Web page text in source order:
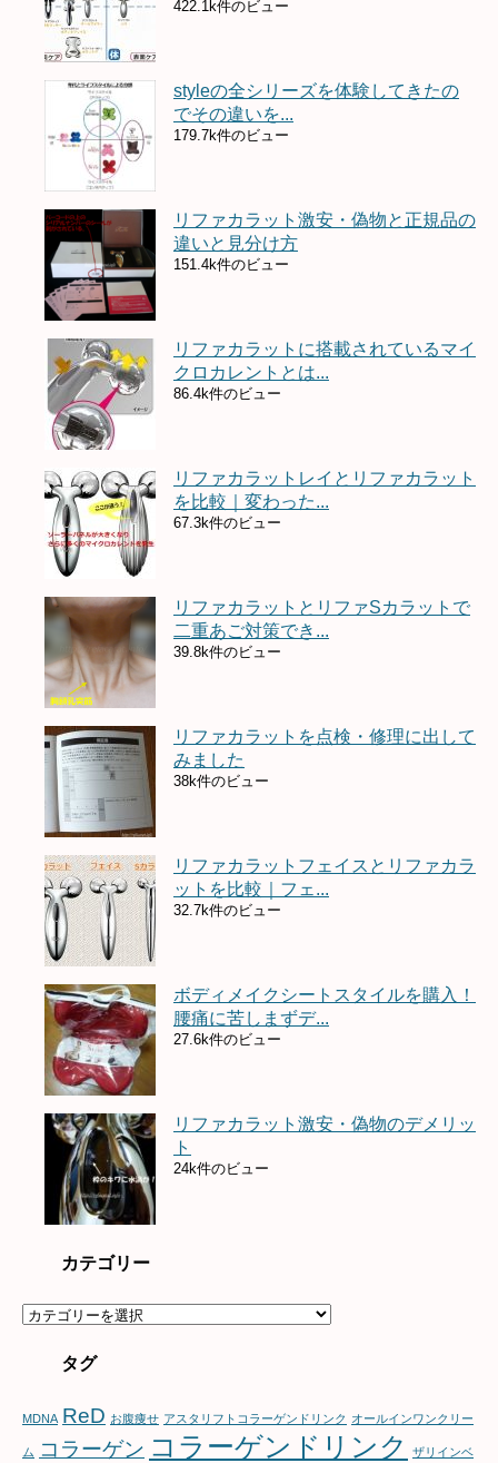
422.1k件のビュー
styleの全シリーズを体験してきたの
でその違いを...
179.7k件のビュー
リファカラット激安・偽物と正規品の
違いと見分け方
151.4k件のビュー
リファカラットに搭載されているマイ
クロカレントとは...
86.4k件のビュー
リファカラットレイとリファカラット
を比較｜変わった...
67.3k件のビュー
リファカラットとリファSカラットで
二重あご対策でき...
39.8k件のビュー
リファカラットを点検・修理に出して
みました
38k件のビュー
リファカラットフェイスとリファカラ
ットを比較｜フェ...
32.7k件のビュー
ボディメイクシートスタイルを購入！
腰痛に苦しまずデ...
27.6k件のビュー
リファカラット激安・偽物のデメリッ
ト
24k件のビュー
カテゴリー
カ
タグ
MDNA ReD お腹痩せ アスタリフトコラーゲンドリンク オールインワンクリー
ム コラーゲン コラーゲンドリンク
ザリインベ